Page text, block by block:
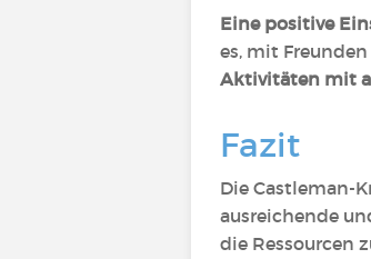
Eine positive
es, mit
Aktivitäten mit
Fazit
Die Castleman-
ausreichende
die Ressourcen